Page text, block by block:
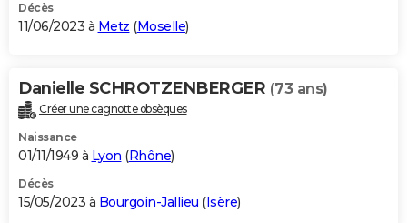
Décès
11/06/2023 à Metz (Moselle)
Danielle SCHROTZENBERGER (73 ans)
Créer une cagnotte obsèques
Naissance
01/11/1949 à Lyon (Rhône)
Décès
15/05/2023 à Bourgoin-Jallieu (Isère)